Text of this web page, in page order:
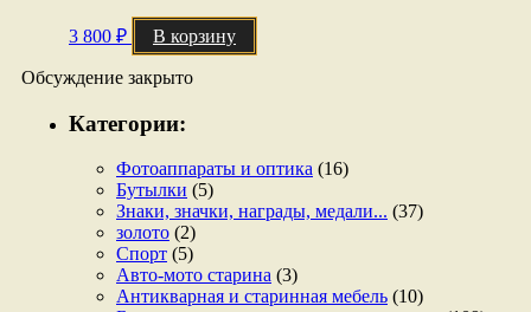
3 800 ₽ В корзину
Обсуждение закрыто
Категории:
Фотоаппараты и оптика (16)
Бутылки (5)
Знаки, значки, награды, медали... (37)
золото (2)
Спорт (5)
Авто-мото старина (3)
Антикварная и старинная мебель (10)